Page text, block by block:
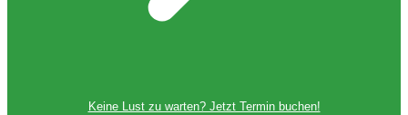
Keine Lust zu warten? Jetzt Termin buchen!